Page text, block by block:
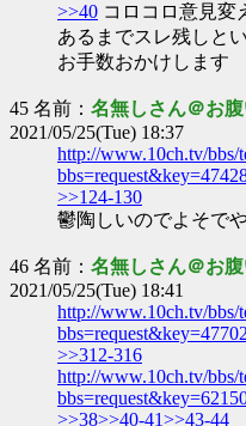
>>40 コロコロ意見
あるまでスレ残しと
お手数おかけします
45 名前： 名無しさん＠お腹
2021/05/25(Tue) 18:37
http://www.10ch.tv/bbs/
>>124-130
鬱陶しいのでよそで
46 名前： 名無しさん＠お腹
2021/05/25(Tue) 18:41
http://www.10ch.tv/bbs/
>>312-316
http://www.10ch.tv/bbs/
>>38>>40-41>>43-44